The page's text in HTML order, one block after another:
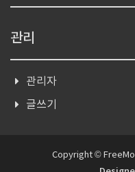
관리
관리자
글쓰기
Copyright ©